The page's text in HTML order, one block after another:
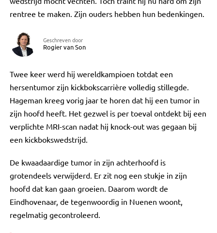
rentree te maken. Zijn ouders hebben hun bedenkingen.
Geschreven door
Rogier van Son
Twee keer werd hij wereldkampioen totdat een
hersentumor zijn kickbokscarrière volledig stillegde.
Hageman kreeg vorig jaar te horen dat hij een tumor in
zijn hoofd heeft. Het gezwel is per toeval ontdekt bij een
verplichte MRI-scan nadat hij knock-out was gegaan bij
een kickbokswedstrijd.
De kwaadaardige tumor in zijn achterhoofd is
grotendeels verwijderd. Er zit nog een stukje in zijn
hoofd dat kan gaan groeien. Daarom wordt de
Eindhovenaar, de tegenwoordig in Nuenen woont,
regelmatig gecontroleerd.